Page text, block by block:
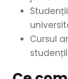
Cursul